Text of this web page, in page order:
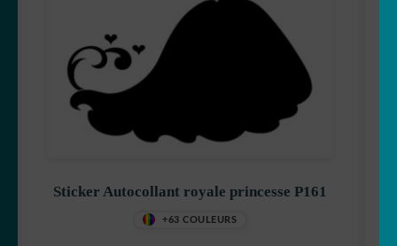
Sticker Autocollant royale princesse P161
+63 COULEURS